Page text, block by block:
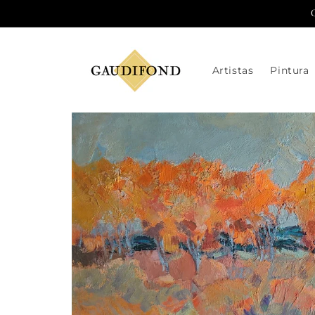
al contenido
Artistas Pintura
directamente
a la
información
del producto